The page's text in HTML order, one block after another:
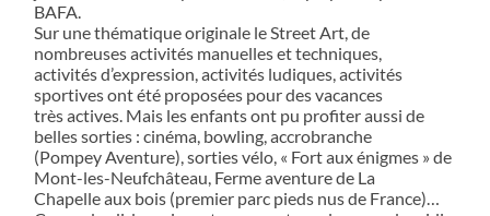
BAFA.
Sur une thématique originale le Street Art, de
nombreuses activités manuelles et techniques,
activités d’expression, activités ludiques, activités
sportives ont été proposées pour des vacances
très actives. Mais les enfants ont pu profiter aussi de
belles sorties : cinéma, bowling, accrobranche
(Pompey Aventure), sorties vélo, « Fort aux énigmes » de
Mont-les-Neufchâteau, Ferme aventure de La
Chapelle aux bois (premier parc pieds nus de France)…